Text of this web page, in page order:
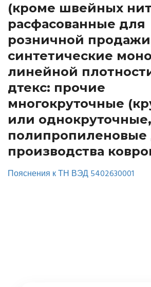
(кроме швейных
расфасованные для
розничной
синтетические
линейной
дтекс: прочие
многокруточные
или однокруточные,
полипропиленовые
производства
Пояснения к ТН ВЭД 5402630001